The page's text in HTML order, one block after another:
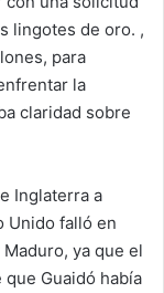
lingotes de oro. ,
para
la
claridad sobre
Inglaterra a
Unido falló en
ya que el
Guaidó había